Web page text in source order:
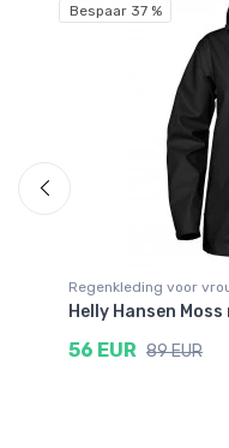
Bespaar 37 %
Regenkleding voor
Helly Hansen
56 EUR 89 EUR